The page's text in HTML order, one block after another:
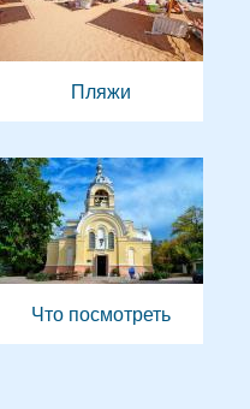
Пляжи
Что посмотреть